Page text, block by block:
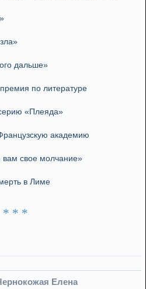
дальше»
по литературе
«Плеяда»
академию
свое молчание»
в Лиме
* * *
Елена